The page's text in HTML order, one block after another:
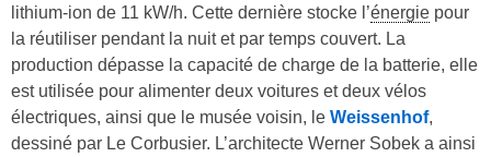
lithium-ion de 11 kW/h. Cette dernière stocke l’énergie pour
la réutiliser pendant la nuit et par temps couvert. La
production dépasse la capacité de charge de la batterie, elle
est utilisée pour alimenter deux voitures et deux vélos
électriques, ainsi que le musée voisin, le Weissenhof,
dessiné par Le Corbusier. L’architecte Werner Sobek a ainsi